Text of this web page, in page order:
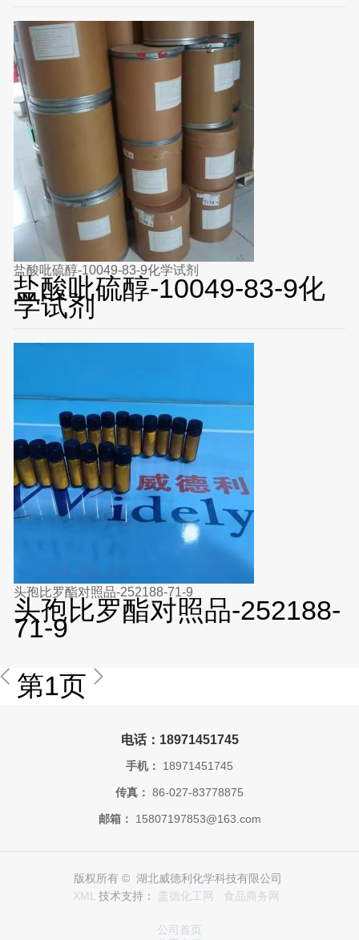
盐酸吡硫醇-10049-83-9化学试剂
盐酸吡硫醇-10049-83-9化
学试剂
头孢比罗酯对照品-252188-71-9
头孢比罗酯对照品-252188-
71-9
第1页
电话：18971451745
手机： 18971451745
传真： 86-027-83778875
邮箱： 15807197853@163.com
版权所有 © 湖北威德利化学科技有限公司
XML 技术支持： 盖德化工网 食品商务网
公司首页